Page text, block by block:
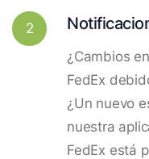
2
¿Cambios
FedEx
¿Un nuevo
nuestra
FedEx está